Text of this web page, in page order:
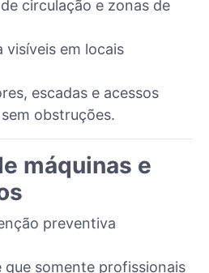
circulação e zonas de
visíveis em locais
escadas e acessos
obstruções.
máquinas e
preventiva
somente profissionais